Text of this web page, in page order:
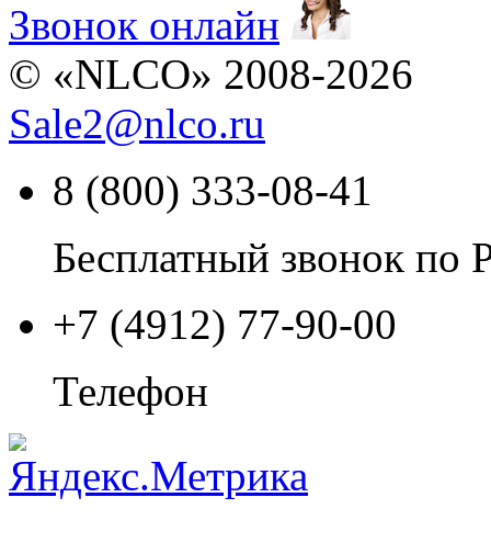
Звонок онлайн
© «NLCO» 2008-2026
Sale2@nlco.ru
8 (800) 333-08-41
Бесплатный звонок по
+7 (4912) 77-90-00
Телефон